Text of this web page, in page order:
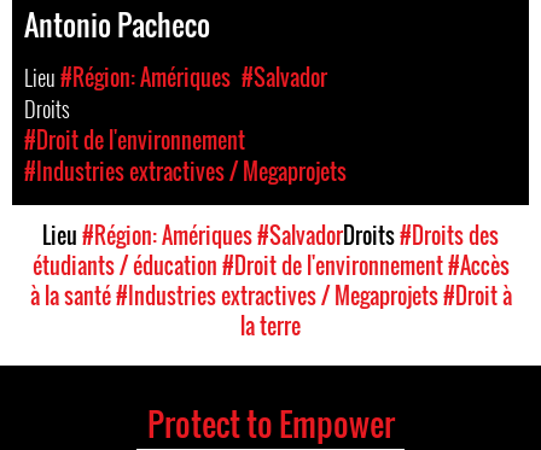
Antonio Pacheco
Lieu#Région: Amériques #Salvador
Droits
#Droit de l'environnement
#Industries extractives / Megaprojets
Lieu#Région: Amériques#SalvadorDroits#Droits des
étudiants / éducation#Droit de l'environnement#Accès
à la santé#Industries extractives / Megaprojets#Droit à
la terre
Protect to Empower